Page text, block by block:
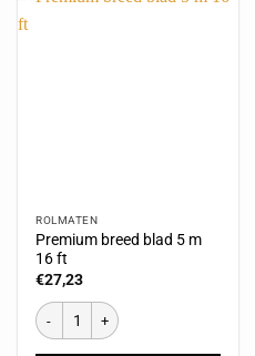
ROLMATEN
Premium breed blad 5 m
16 ft
€27,23